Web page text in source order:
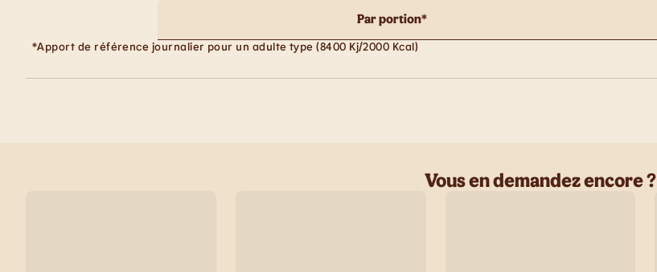
Par portion*
*Apport de référence journalier pour un adulte type (8400 Kj/2000 Kcal)
Vous en demandez encore ?